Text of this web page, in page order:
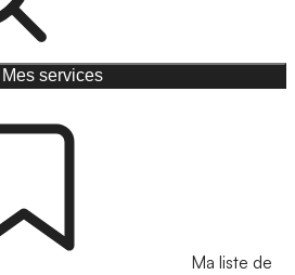
Mes services
Ma liste de